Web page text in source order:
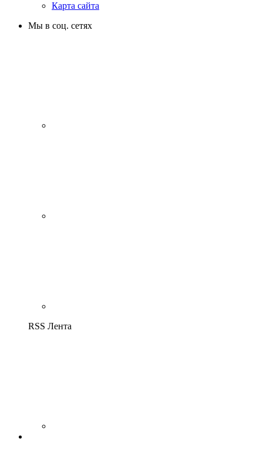
Карта сайта
Мы в соц. сетях
RSS Лента